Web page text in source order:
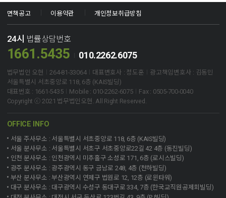
면책공고 이용약관 개인정보취급방침
24시 법률상담번호
1661.5435 010.2262.6075
법무법인 오현 264-81-33064 대표변호사 : 정도훈
광고책임변호사 : 김동민
서울특별시 서초중앙로 118, 6층 (KAIS빌딩)
대표번호 : 1661-5435
Mobile : 010-2262-6075
Fax : 0505-700-0040
Copyright ⓒ 2021 법무법인오현. All Right Reserved.
OFFICE INFO
서울 주사무소 : 서울특별시 서초중앙로 118, 6층 (KAIS빌딩)
서울 분사무소 : 서울특별시 서초구 서초중앙로22길 42 4층 (동진빌딩)
인천 분사무소 : 인천광역시 미추홀구 소성로 171, 6층 (로시스빌딩)
광주 분사무소 : 광주광역시 동구 금남로 248, 4층 (천하빌딩)
부산 분사무소 : 부산광역시 연제구 법원로 12, 12층 (로윈타워)
대구 분사무소 : 대구광역시 수성구 동대구로 334, 7층 (한국교직원공제회빌딩)